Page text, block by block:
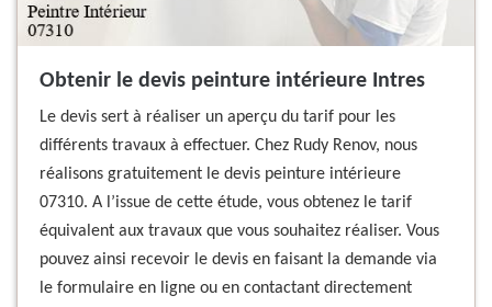
Obtenir le devis peinture intérieure Intres
Le devis sert à réaliser un aperçu du tarif pour les
différents travaux à effectuer. Chez Rudy Renov, nous
réalisons gratuitement le devis peinture intérieure
07310. A l’issue de cette étude, vous obtenez le tarif
équivalent aux travaux que vous souhaitez réaliser. Vous
pouvez ainsi recevoir le devis en faisant la demande via
le formulaire en ligne ou en contactant directement